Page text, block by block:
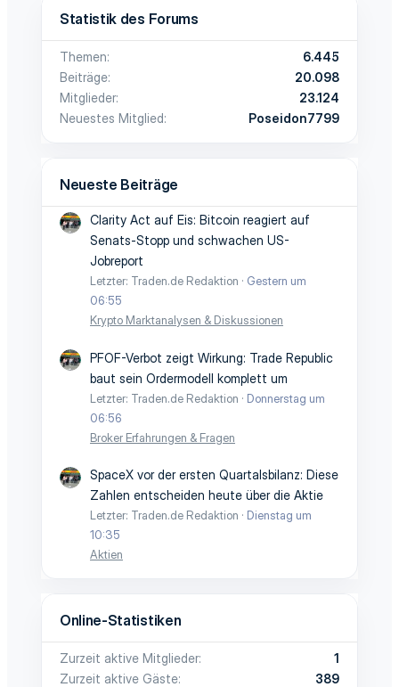
Statistik des Forums
Themen
6.445
Beiträge
20.098
Mitglieder
23.124
Neuestes Mitglied
Poseidon7799
Neueste Beiträge
Clarity Act auf Eis: Bitcoin reagiert auf
Senats-Stopp und schwachen US-
Jobreport
Letzter: Traden.de Redaktion
Gestern um
06:55
Krypto Marktanalysen & Diskussionen
PFOF-Verbot zeigt Wirkung: Trade Republic
baut sein Ordermodell komplett um
Letzter: Traden.de Redaktion
Donnerstag um
06:56
Broker Erfahrungen & Fragen
SpaceX vor der ersten Quartalsbilanz: Diese
Zahlen entscheiden heute über die Aktie
Letzter: Traden.de Redaktion
Dienstag um
10:35
Aktien
Online-Statistiken
Zurzeit aktive Mitglieder
1
Zurzeit aktive Gäste
389